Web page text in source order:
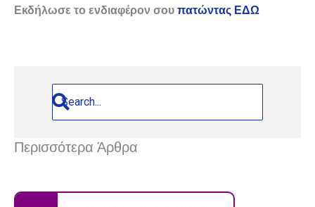
Εκδήλωσε το ενδιαφέρον σου πατώντας ΕΔΩ
Περισσότερα Άρθρα